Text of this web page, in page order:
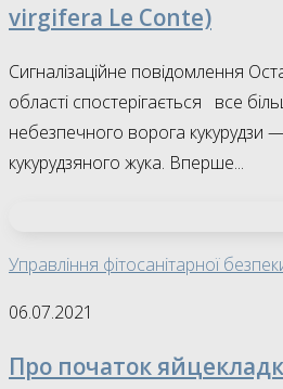
virgifera Le Conte)
Сигналізаційне повідомлення
області спостерігається все
небезпечного ворога кукурудзи
кукурудзяного жука. Вперше...
Управління фітосанітарної
06.07.2021
Про початок